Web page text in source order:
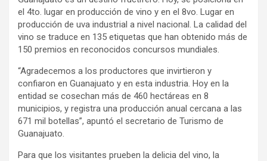
el 4to. lugar en producción de vino y en el 8vo. Lugar en
producción de uva industrial a nivel nacional. La calidad del
vino se traduce en 135 etiquetas que han obtenido más de
150 premios en reconocidos concursos mundiales.
“Agradecemos a los productores que invirtieron y
confiaron en Guanajuato y en esta industria. Hoy en la
entidad se cosechan más de 460 hectáreas en 8
municipios, y registra una producción anual cercana a las
671 mil botellas”, apuntó el secretario de Turismo de
Guanajuato.
Para que los visitantes prueben la delicia del vino, la